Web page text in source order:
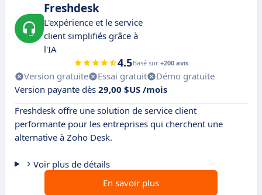
Freshdesk
L'expérience et le service
client simplifiés grâce à
l'IA
4.5Basé sur +200 avis
Version gratuite Essai gratuit
Démo gratuite
Version payante dès 29,00 $US /mois
Freshdesk offre une solution de service client
performante pour les entreprises qui cherchent une
alternative à Zoho Desk.
Voir plus de détails
En savoir plus